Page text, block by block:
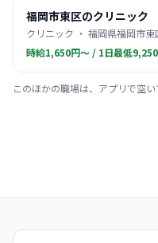
福岡市東区のクリニック
クリニック ・ 福岡県福岡市東
時給1,650円〜 / 1日最低
このほかの職場は、アプリで空